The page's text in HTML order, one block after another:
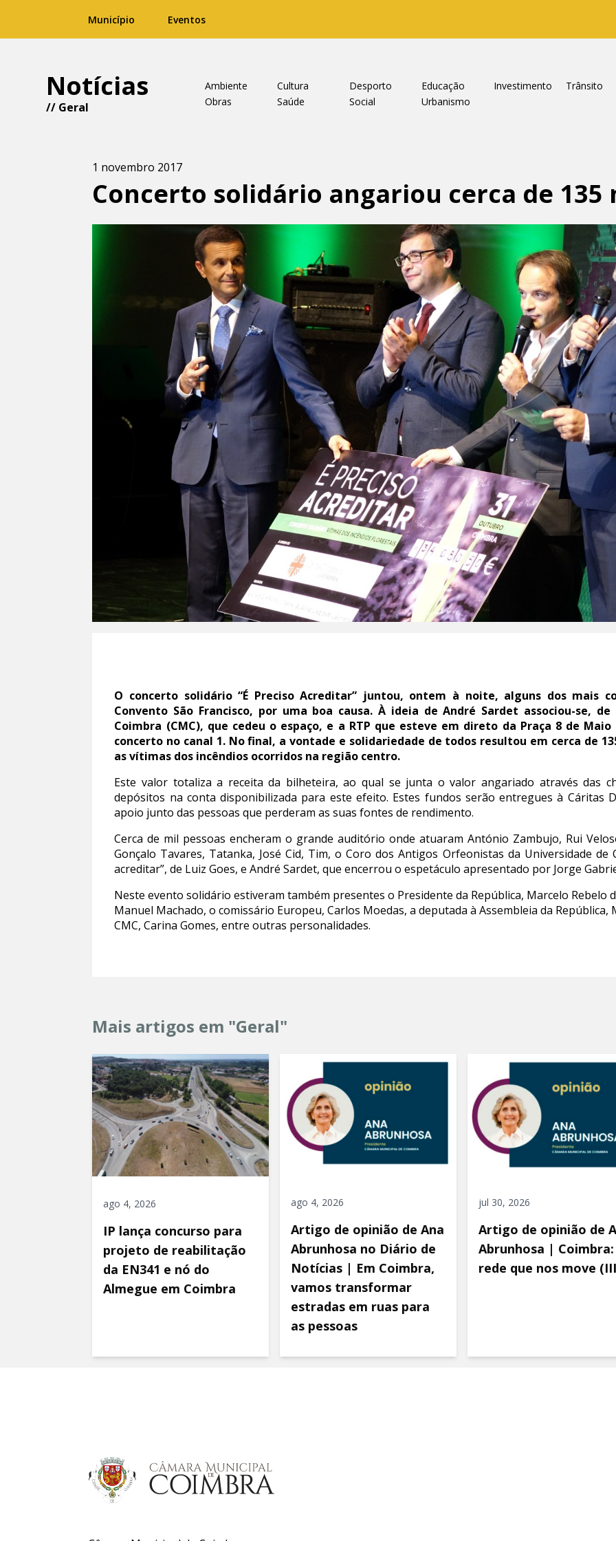
Município Eventos
Notícias
// Geral
Ambiente Cultura Desporto Educação Investimento
Trânsito
Obras
Saúde Social Urbanismo
1 novembro 2017
Concerto solidário angariou cerca de 135
O concerto solidário “É Preciso Acreditar” juntou, ontem à noite, alguns dos mais
Convento São Francisco, por uma boa causa. À ideia de André Sardet associou-se,
Coimbra (CMC), que cedeu o espaço, e a RTP que esteve em direto da Praça 8 de
concerto no canal 1. No final, a vontade e solidariedade de todos resultou em cerca de
as vítimas dos incêndios ocorridos na região centro.
Este valor totaliza a receita da bilheteira, ao qual se junta o valor angariado através das
depósitos na conta disponibilizada para este efeito. Estes fundos serão entregues à Cáritas
apoio junto das pessoas que perderam as suas fontes de rendimento.
Cerca de mil pessoas encheram o grande auditório onde atuaram António Zambujo, Rui
Gonçalo Tavares, Tatanka, José Cid, Tim, o Coro dos Antigos Orfeonistas da Universidade de
acreditar”, de Luiz Goes, e André Sardet, que encerrou o espetáculo apresentado por Jorge
Neste evento solidário estiveram também presentes o Presidente da República, Marcelo Rebelo
Manuel Machado, o comissário Europeu, Carlos Moedas, a deputada à Assembleia da
CMC, Carina Gomes, entre outras personalidades.
Mais artigos em "Geral"
ago 4, 2026
IP lança concurso para
projeto de reabilitação
da EN341 e nó do
Almegue em Coimbra
ago 4, 2026
Artigo de opinião de Ana
Abrunhosa no Diário de
Notícias | Em Coimbra,
vamos transformar
estradas em ruas para
as pessoas
jul 30, 2026
Artigo de opinião de
Abrunhosa |
rede que nos move